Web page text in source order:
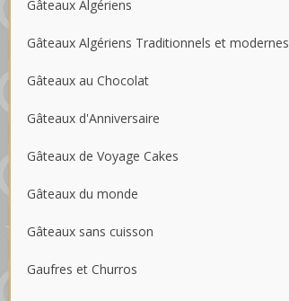
Gâteaux Algériens
Gâteaux Algériens Traditionnels et modernes
Gâteaux au Chocolat
Gâteaux d'Anniversaire
Gâteaux de Voyage Cakes
Gâteaux du monde
Gâteaux sans cuisson
Gaufres et Churros